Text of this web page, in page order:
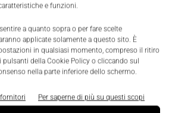
e funzioni.
a quanto sopra o per fare scelte
applicate solamente a questo sito. È
in qualsiasi momento, compreso il ritiro
della Cookie Policy o cliccando sul
nella parte inferiore dello schermo.
Per saperne di più su questi scopi